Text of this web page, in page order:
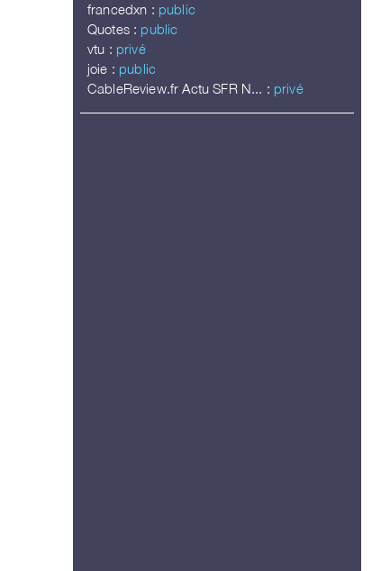
francedxn : public
Quotes : public
vtu : privé
joie : public
CableReview.fr Actu SFR N... : privé